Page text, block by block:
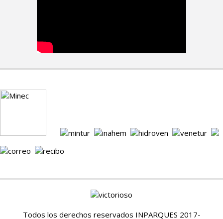
Todos los derechos reservados INPARQUES 2017-